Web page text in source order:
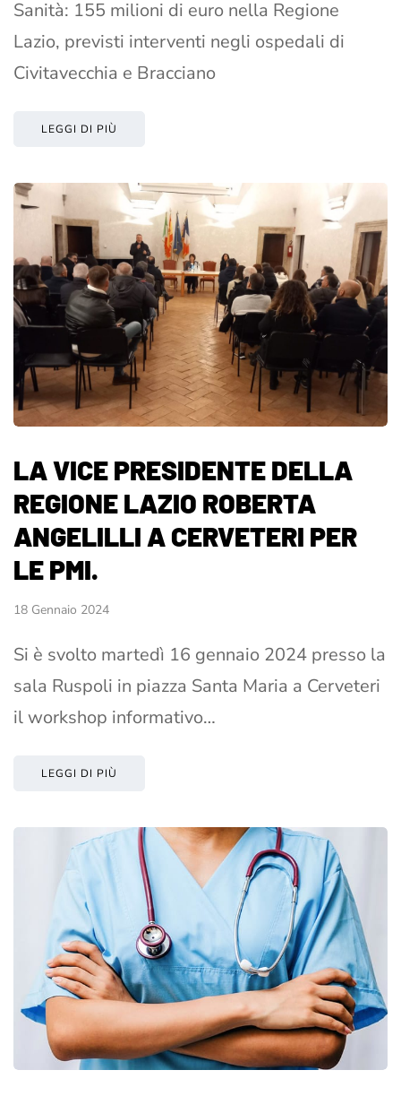
Sanità: 155 milioni di euro nella Regione
Lazio, previsti interventi negli ospedali di
Civitavecchia e Bracciano
LEGGI DI PIÙ
LA VICE PRESIDENTE DELLA
REGIONE LAZIO ROBERTA
ANGELILLI A CERVETERI PER
LE PMI.
18 Gennaio 2024
Si è svolto martedì 16 gennaio 2024 presso la
sala Ruspoli in piazza Santa Maria a Cerveteri
il workshop informativo…
LEGGI DI PIÙ